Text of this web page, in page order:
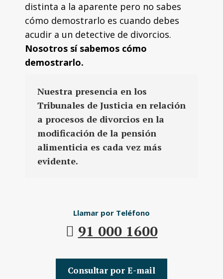
distinta a la aparente pero no sabes
cómo demostrarlo es cuando debes
acudir a un detective de divorcios.
Nosotros sí sabemos cómo
demostrarlo.
Nuestra presencia en los
Tribunales de Justicia en relación
a procesos de divorcios en la
modificación de la pensión
alimenticia es cada vez más
evidente.
Llamar por Teléfono
91 000 1600
Consultar por E-mail